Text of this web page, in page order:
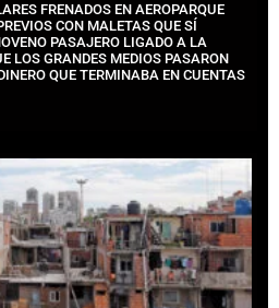
FRENADOS EN AEROPARQUE
CON MALETAS QUE SÍ
PASAJERO LIGADO A LA
LOS GRANDES MEDIOS PASARON
QUE TERMINABA EN CUENTAS